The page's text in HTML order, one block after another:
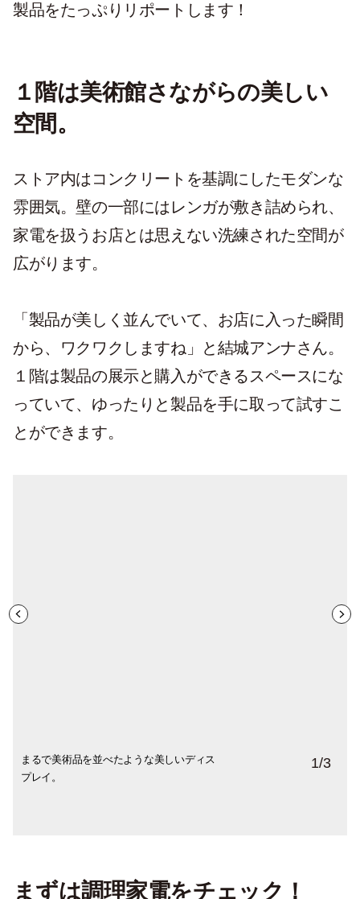
製品をたっぷりリポートします！
１階は美術館さながらの美しい
空間。
ストア内はコンクリートを基調にしたモダンな
雰囲気。壁の一部にはレンガが敷き詰められ、
家電を扱うお店とは思えない洗練された空間が
広がります。
「製品が美しく並んでいて、お店に入った瞬間
から、ワクワクしますね」と結城アンナさん。
１階は製品の展示と購入ができるスペースにな
っていて、ゆったりと製品を手に取って試すこ
とができます。
まるで美術品を並べたような美しいディス
プレイ。
アーチ状の壁の一部に使われているのはイ
タリアから取り寄せたヴィンテージレン
今回、結城さんを案内してくれたストアマ
ネージャーの宮崎潤也さん。丁寧かつわか
1/3
まずは調理家電をチェック！